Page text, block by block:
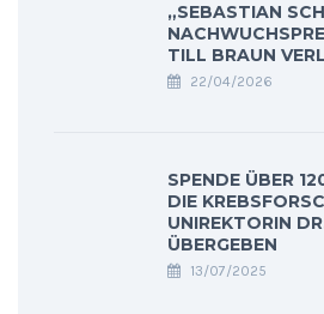
„SEBASTIAN
TILL BRAUN
22/04/2026
SPENDE ÜBER
DIE
UNIREKTORIN
ÜBERGEBEN
13/07/2025